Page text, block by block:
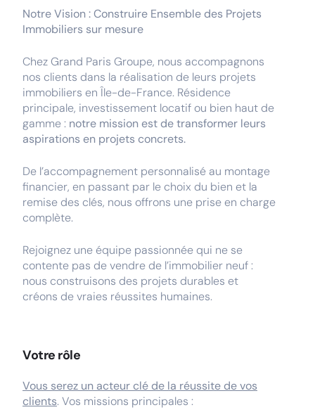
Notre Vision : Construire Ensemble des Projets
Immobiliers sur mesure
Chez Grand Paris Groupe, nous accompagnons
nos clients dans la réalisation de leurs projets
immobiliers en Île-de-France. Résidence
principale, investissement locatif ou bien haut de
gamme : notre mission est de transformer leurs
aspirations en projets concrets.
De l’accompagnement personnalisé au montage
financier, en passant par le choix du bien et la
remise des clés, nous offrons une prise en charge
complète.
Rejoignez une équipe passionnée qui ne se
contente pas de vendre de l’immobilier neuf :
nous construisons des projets durables et
créons de vraies réussites humaines.
Votre rôle
Vous serez un acteur clé de la réussite de vos
clients. Vos missions principales :